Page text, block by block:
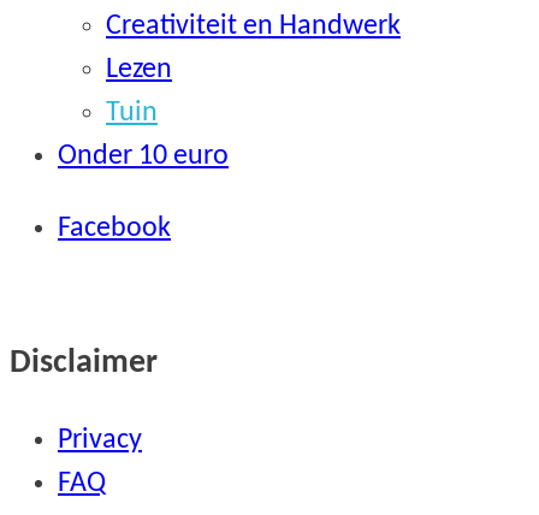
Creativiteit en Handwerk
Lezen
Tuin
Onder 10 euro
Facebook
Disclaimer
Privacy
FAQ